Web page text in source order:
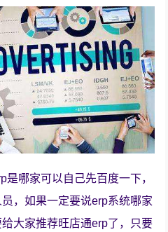
是哪家可以自己先百度一下，
，如果一定要说erp系统哪家
大家推荐旺店通erp了，只要